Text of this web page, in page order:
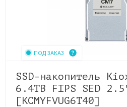
ПОД ЗАКАЗ
SSD-накопитель
6.4TB FIPS SED
[KCMYFVUG6T40]